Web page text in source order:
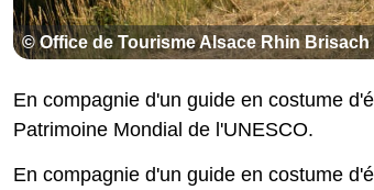
© Office de Tourisme Alsace Rhin Brisach
En compagnie d'un guide en costume
Patrimoine Mondial de l'UNESCO.
En compagnie d'un guide en costume